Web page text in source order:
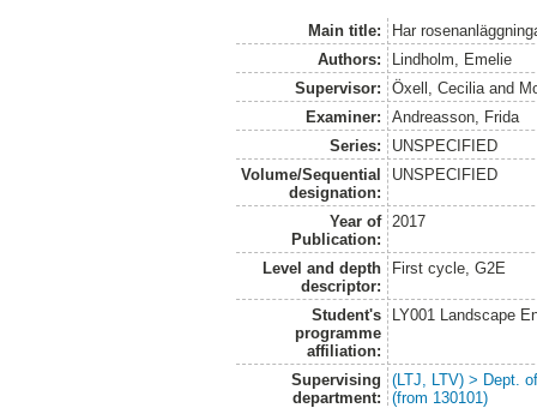
Main title:
Har
Authors:
Lindholm, Emelie
Supervisor:
Öxell, Cecilia and
Examiner:
Andreasson, Frida
Series:
UNSPECIFIED
Volume/Sequential
designation:
UNSPECIFIED
Year of
Publication:
2017
Level and depth
descriptor:
First cycle, G2E
Student's
programme
affiliation:
LY001 Landscape
Supervising
department:
(LTJ, LTV) > Dept.
(from 130101)